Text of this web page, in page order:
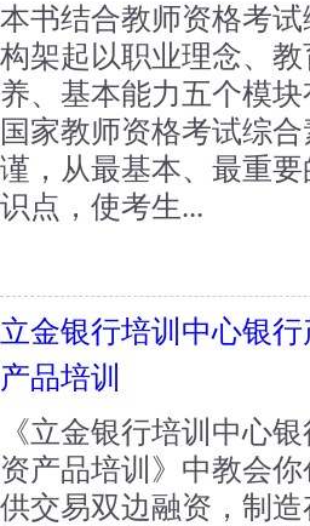
本书结合教师资格考
构架起以职业理念、
养、基本能力五个模
国家教师资格考试综
谨，从最基本、最重
识点，使考生...
立金银行培训中心银
产品培训
《立金银行培训中心
资产品培训》中教会
供交易双边融资，制